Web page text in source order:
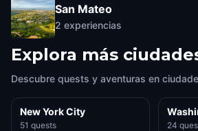
San Mateo
2 experiencias
Explora más
Descubre quests y aventuras en
New York City
51 quests 24